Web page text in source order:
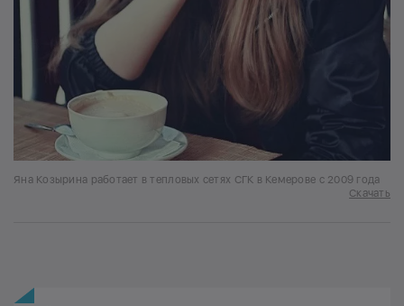
Яна Козырина работает в тепловых сетях СГК в Кемерове с 2009 года
Скачать